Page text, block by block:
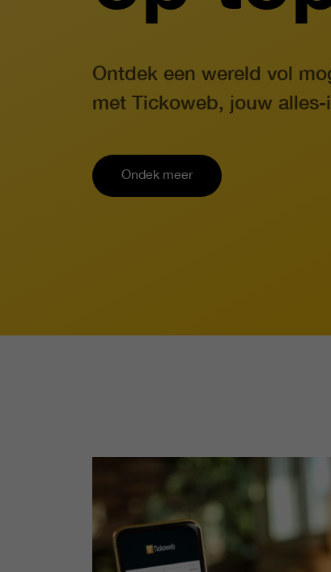
Insights
Pricing
Help &
Ontdek een wereld vol
met Tickoweb, jouw
Ondek meer